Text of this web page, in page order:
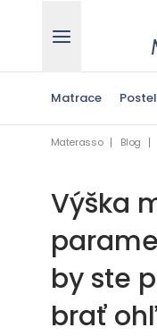
Matrace
Materasso Blog
Výška
by ste
brať